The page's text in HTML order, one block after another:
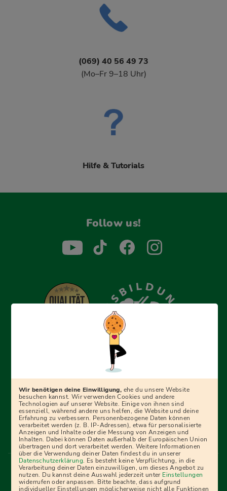
(069) 40 56 49 73
(Mo–Fr 9–18 Uhr)
Hilfe & Tutorials
Follow us!
Erfolgreich bewerben mit Ausbildungspark: Wir
begleiten dich Schritt für Schritt bei deinem Start in den
Beruf oder ins Studium – mit smarten E-Learning-Tools,
Ratgebern und Prüfungspaketen, interaktiven
Videokursen und vielem mehr. Für alle, die was werden
wollen!
Menü Fußleiste
Impressum Bildquellen Presse
Mediadaten
Partner
AGB Datenschutz
Widerrufsbelehrung
Wir benötigen deine Einwilligung, ehe du unsere Website
besuchen kannst. Wir verwenden Cookies und andere
Technologien auf unserer Website. Einige von ihnen sind
essenziell, während andere uns helfen, die Website und deine
Erfahrung zu verbessern. Personenbezogene Daten können
verarbeitet werden (z. B. IP-Adressen), etwa für personalisierte
Anzeigen und Inhalte oder die Messung von Anzeigen und
Inhalten. Dabei können Daten außerhalb der Europäischen Union
übertragen und dort verarbeitet werden. Weitere Informationen
über die Verwendung deiner Daten findest du in unserer
Datenschutzerklärung. Es besteht keine Verpflichtung, in die
Verarbeitung deiner Daten einzuwilligen, um dieses Angebot zu
nutzen. Du kannst deine Auswahl jederzeit unter Einstellungen
widerrufen oder anpassen. Bitte beachte, dass aufgrund
individueller Einstellungen möglicherweise nicht alle Funktionen